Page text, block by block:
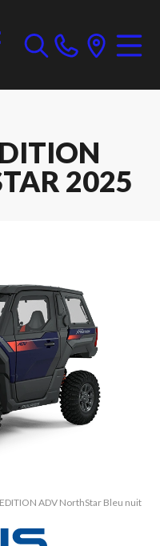
2025
ADV NorthStar Bleu nuit